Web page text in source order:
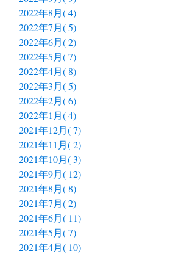
2022年8月( 4)
2022年7月( 5)
2022年6月( 2)
2022年5月( 7)
2022年4月( 8)
2022年3月( 5)
2022年2月( 6)
2022年1月( 4)
2021年12月( 7)
2021年11月( 2)
2021年10月( 3)
2021年9月( 12)
2021年8月( 8)
2021年7月( 2)
2021年6月( 11)
2021年5月( 7)
2021年4月( 10)